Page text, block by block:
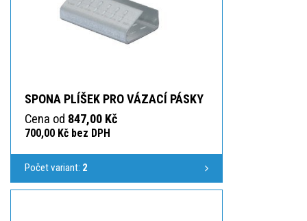
SPONA PLÍŠEK PRO VÁZACÍ PÁSKY
Cena od 847,00 Kč
700,00 Kč bez DPH
Počet variant: 2